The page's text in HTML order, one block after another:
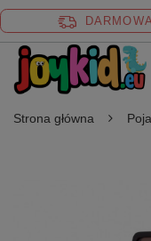
Strona główna